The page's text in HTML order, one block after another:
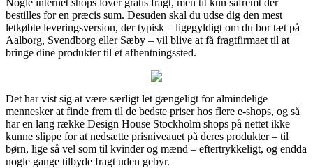
bestilles for en præcis sum. Desuden skal du udse dig den mest
letkøbte leveringsversion, der typisk – ligegyldigt om du bor tæt på
Aalborg, Svendborg eller Sæby – vil blive at få fragtfirmaet til at
bringe dine produkter til et afhentningssted.
Det har vist sig at være særligt let gængeligt for almindelige
mennesker at finde frem til de bedste priser hos flere e-shops, og så
har en lang række Design House Stockholm shops på nettet ikke
kunne slippe for at nedsætte prisniveauet på deres produkter – til
børn, lige så vel som til kvinder og mænd – eftertrykkeligt, og endda
nogle gange tilbyde fragt uden gebyr.